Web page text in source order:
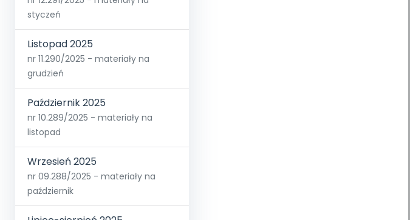
styczeń
Listopad 2025
nr 11.290/2025 - materiały na
grudzień
Październik 2025
nr 10.289/2025 - materiały na
listopad
Wrzesień 2025
nr 09.288/2025 - materiały na
październik